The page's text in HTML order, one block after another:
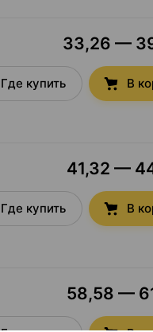
33,26 —
Где купить В
41,32 —
Где купить В
58,58 —